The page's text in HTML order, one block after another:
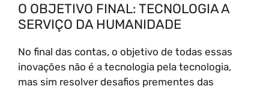
O OBJETIVO FINAL: TECNOLOGIA A
SERVIÇO DA HUMANIDADE
No final das contas, o objetivo de todas essas
inovações não é a tecnologia pela tecnologia,
mas sim resolver desafios prementes das